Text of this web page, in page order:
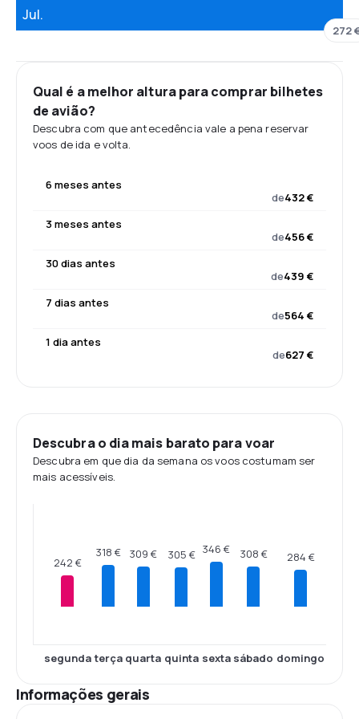
Jul.
272
Qual é a melhor altura para comprar bilhetes
de avião?
Descubra com que antecedência vale a pena reservar
voos de ida e volta.
6 meses antes
de432 €
3 meses antes
de456 €
30 dias antes
de439 €
7 dias antes
de564 €
1 dia antes
de627 €
Descubra o dia mais barato para voar
Descubra em que dia da semana os voos costumam ser
mais acessíveis.
242 €
segunda
318 €
terça
309 €
quarta
305 €
quinta
346 €
sexta
308 €
sábado
284 €
domingo
Informações gerais